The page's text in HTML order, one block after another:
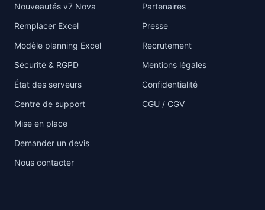
Nouveautés v7 Nova
Remplacer Excel
Modèle planning Excel
Sécurité & RGPD
État des serveurs
Centre de support
Mise en place
Demander un devis
Nous contacter
Partenaires
Presse
Recrutement
Mentions légales
Confidentialité
CGU / CGV